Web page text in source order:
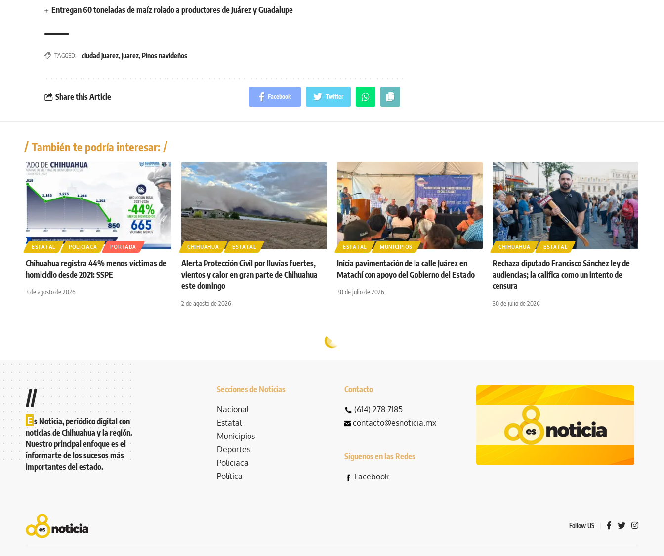
Entregan 60 toneladas de maíz rolado a productores de Juárez y Guadalupe
TAGGED: ciudad juarez,juarez,Pinos navideños
Share this Article Facebook Twitter
También te podría interesar:
ESTATAL POLICIACA PORTADA
Chihuahua registra 44% menos víctimas de
homicidio desde 2021: SSPE
3 de agosto de 2026
CHIHUAHUA ESTATAL
Alerta Protección Civil por lluvias fuertes,
vientos y calor en gran parte de Chihuahua
este domingo
2 de agosto de 2026
ESTATAL MUNICIPIOS
Inicia pavimentación de la calle Juárez en
Matachí con apoyo del Gobierno del Estado
30 de julio de 2026
CHIHUAHUA ESTATAL
Rechaza diputado Francisco Sánchez ley de
audiencias; la califica como un intento de
censura
30 de julio de 2026
//
E s Noticia, periódico digital con
noticias de Chihuahua y la región.
Nuestro principal enfoque es el
informarte de los sucesos más
importantes del estado.
Secciones de Noticias
Nacional
Estatal
Municipios
Deportes
Policiaca
Política
Contacto
(614) 278 7185
contacto@esnoticia.mx
Síguenos en las Redes
Facebook
Follow US